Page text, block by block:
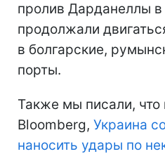
пролив Дарданеллы в
продолжали
в болгарские,
порты.
Также мы писали,
Bloomberg, Украина
наносить удары по